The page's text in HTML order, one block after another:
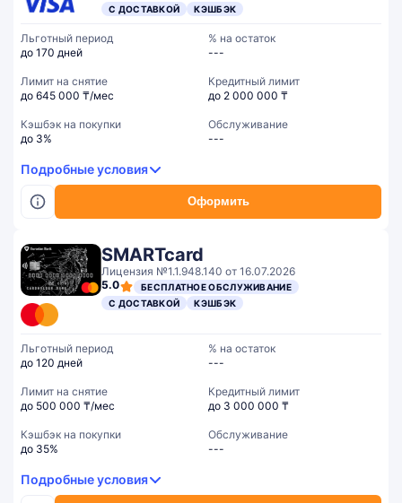
С ДОСТАВКОЙ
КЭШБЭК
Оформить
Льготный период
до 170 дней
% на остаток
---
Лимит на снятие
до 645 000 ₸/мес
Кредитный лимит
до 2 000 000 ₸
Кэшбэк на покупки
до 3%
Обслуживание
---
Подробные условия
SMARTcard
Лицензия №1.1.948.140 от 16.07.2026
5.0
БЕСПЛАТНОЕ ОБСЛУЖИВАНИЕ
С ДОСТАВКОЙ
КЭШБЭК
Льготный период
до 120 дней
% на остаток
---
Лимит на снятие
до 500 000 ₸/мес
Кредитный лимит
до 3 000 000 ₸
Кэшбэк на покупки
до 35%
Обслуживание
---
Подробные условия